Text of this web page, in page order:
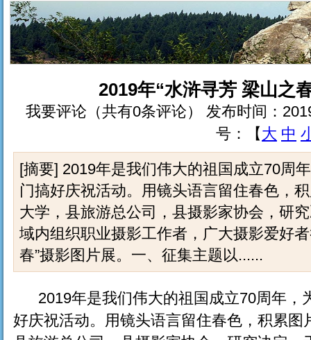
2019年“水浒寻芳 梁山之
我要评论（共有0条评论） 发布时间：
号：【大 中
[摘要] 2019年是我们伟大的祖国成立70周
门搞好庆祝活动。用镜头语言留住春色，
大学，县旅游总公司，县摄影家协会，研
域内组织职业摄影工作者，广大摄影爱好
春”摄影图片展。一、征集主题以......
2019年是我们伟大的祖国成立70周年，
好庆祝活动。用镜头语言留住春色，积累